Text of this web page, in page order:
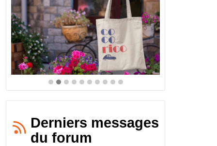
Derniers messages
du forum